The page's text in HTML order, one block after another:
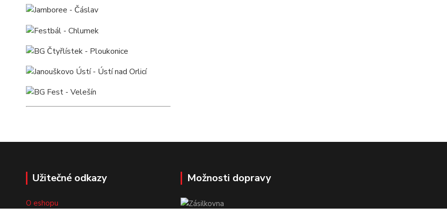
Užitečné odkazy
O eshopu
Možnosti dopravy